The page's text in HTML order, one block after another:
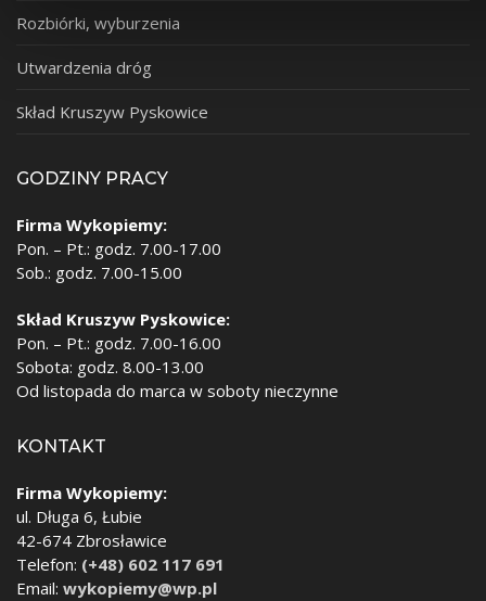
Rozbiórki, wyburzenia
Utwardzenia dróg
Skład Kruszyw Pyskowice
GODZINY PRACY
Firma Wykopiemy:
Pon. – Pt.: godz. 7.00-17.00
Sob.: godz. 7.00-15.00
Skład Kruszyw Pyskowice:
Pon. – Pt.: godz. 7.00-16.00
Sobota: godz. 8.00-13.00
Od listopada do marca w soboty nieczynne
KONTAKT
Firma Wykopiemy:
ul. Długa 6, Łubie
42-674 Zbrosławice
Telefon: (+48) 602 117 691
Email: wykopiemy@wp.pl